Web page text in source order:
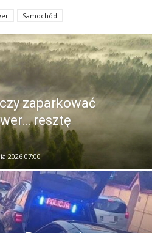
Samochód
zaparkować
resztę
2026 07:00